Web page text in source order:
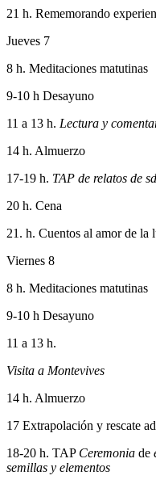
21 h. Rememorando
Jueves 7
8 h. Meditaciones matutinas
9-10 h Desayuno
11 a 13 h. Lectura y
14 h. Almuerzo
17-19 h. TAP de relatos de
20 h. Cena
21. h. Cuentos al amor de la
Viernes 8
8 h. Meditaciones matutinas
9-10 h Desayuno
11 a 13 h.
Visita a Montevives
14 h. Almuerzo
17 Extrapolación y rescate
18-20 h. TAP Ceremonia de
semillas y elementos